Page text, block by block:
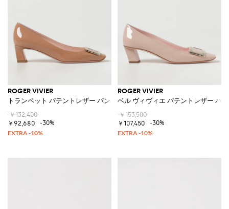
ROGER VIVIER
トランペット パテントレザー パンプス
￥132,400
￥92,680
-30%
ROGER VIVIER
ベル ヴィヴィエ パテントレザー パ
￥153,500
￥107,450
-30%